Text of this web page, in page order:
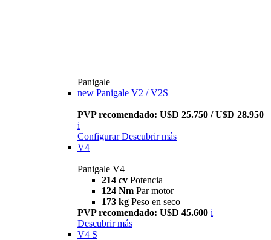
Panigale
new Panigale V2 / V2S
PVP recomendado: U$D 25.750 / U$D 28.950
i
Configurar Descubrir más
V4
Panigale V4
214 cv Potencia
124 Nm Par motor
173 kg Peso en seco
PVP recomendado: U$D 45.600 i
Descubrir más
V4 S